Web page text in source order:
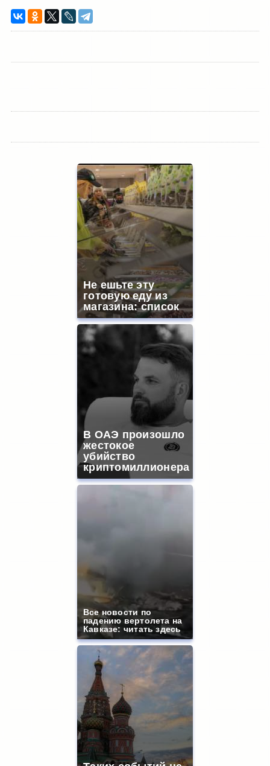
Не ешьте эту
готовую еду из
магазина: список
В ОАЭ произошло
жестокое
убийство
криптомиллионера
Все новости по
падению вертолета на
Кавказе: читать здесь